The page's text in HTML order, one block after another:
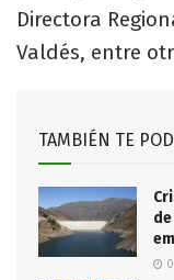
Directora
Valdés, entre
TAMBIÉN TE